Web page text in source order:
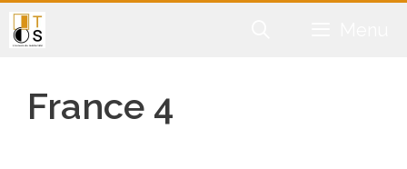
Aller
au
France 4